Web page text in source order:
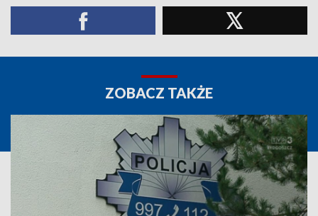
ZOBACZ TAKŻE